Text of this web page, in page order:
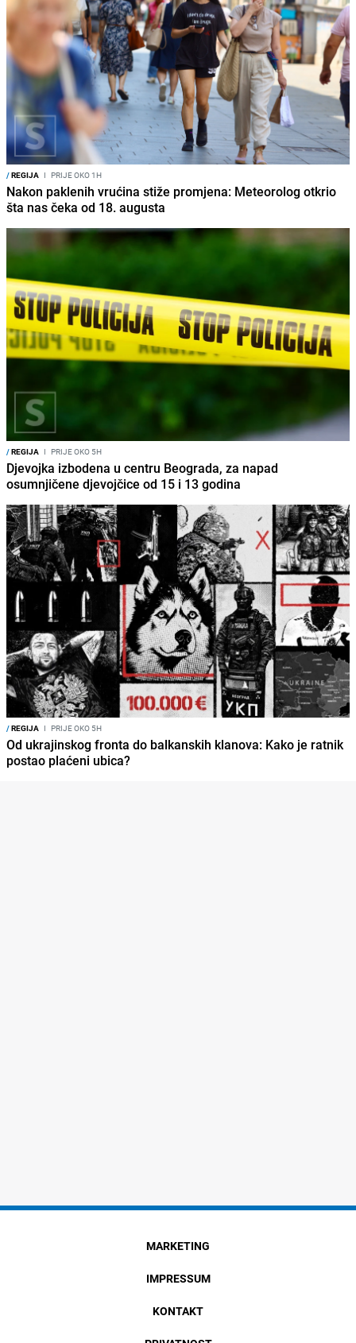
/REGIJA I PRIJE OKO 1H
Nakon paklenih vrućina stiže promjena: Meteorolog otkrio
šta nas čeka od 18. augusta
/REGIJA I PRIJE OKO 5H
Djevojka izbodena u centru Beograda, za napad
osumnjičene djevojčice od 15 i 13 godina
/REGIJA I PRIJE OKO 5H
Od ukrajinskog fronta do balkanskih klanova: Kako je ratnik
postao plaćeni ubica?
MARKETING
IMPRESSUM
KONTAKT